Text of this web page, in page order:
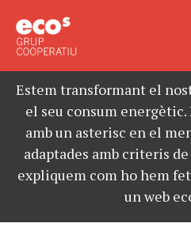
Estem transformant el
el seu consum energètic.
amb un asterisc en el
adaptades amb criteris
expliquem com ho hem
un web